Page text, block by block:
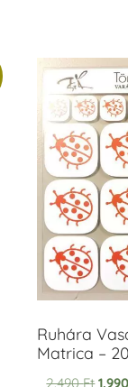
Ruhára
Matrica –
2.490Ft 1.990